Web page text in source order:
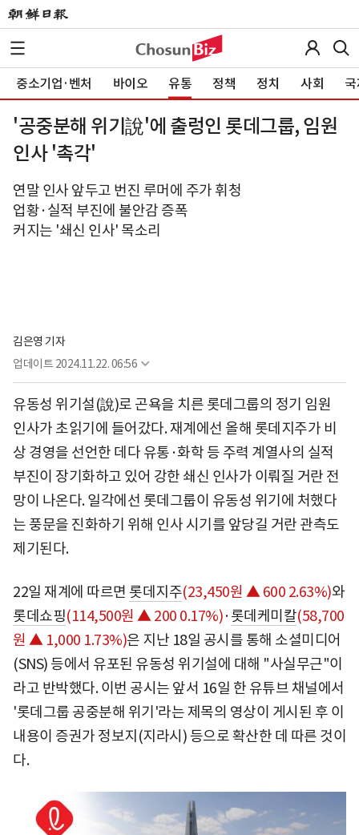
중소기업·벤처 바이오 유통 정책 정치 사회
'공중분해 위기說'에 출렁인 롯데그룹, 임원
인사 '촉각'
연말 인사 앞두고 번진 루머에 주가 휘청
업황·실적 부진에 불안감 증폭
커지는 '쇄신 인사' 목소리
김은영 기자
업데이트 2024.11.22. 06:56
유동성 위기설(說)로 곤욕을 치른 롯데그룹의 정기 임원
인사가 초읽기에 들어갔다. 재계에선 올해 롯데지주가 비
상 경영을 선언한 데다 유통·화학 등 주력 계열사의 실적
부진이 장기화하고 있어 강한 쇄신 인사가 이뤄질 거란 전
망이 나온다. 일각에선 롯데그룹이 유동성 위기에 처했다
는 풍문을 진화하기 위해 인사 시기를 앞당길 거란 관측도
제기된다.
22일 재계에 따르면 롯데지주(23,450원 ▲ 600 2.63%)와
롯데쇼핑(114,500원 ▲ 200 0.17%)·롯데케미칼(58,700
원 ▲ 1,000 1.73%)은 지난 18일 공시를 통해 소셜미디어
(SNS) 등에서 유포된 유동성 위기설에 대해 "사실무근"이
라고 반박했다. 이번 공시는 앞서 16일 한 유튜브 채널에서
'롯데그룹 공중분해 위기'라는 제목의 영상이 게시된 후 이
내용이 증권가 정보지(지라시) 등으로 확산한 데 따른 것이
다.